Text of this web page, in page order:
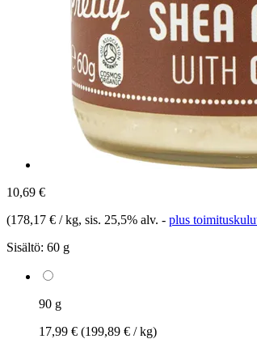
10,69 €
(178,17 € / kg, sis. 25,5% alv. - plus
Sisältö: 60 g
90 g
17,99 € (199,89 € / kg)